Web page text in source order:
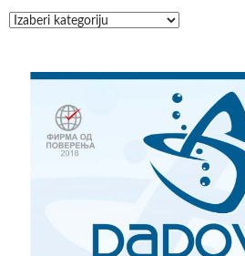
Teme